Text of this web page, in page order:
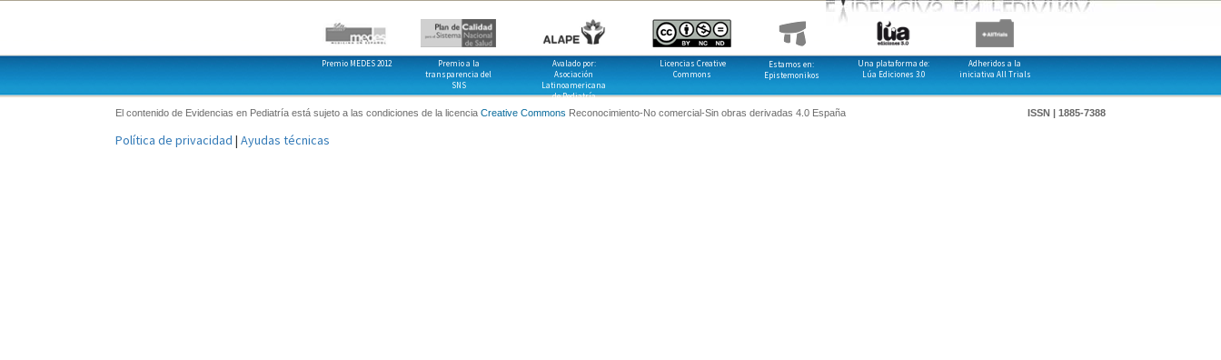
Premio MEDES 2012
Premio a la
transparencia del
SNS
Avalado por:
Asociación
Latinoamericana
de Pediatría
Licencias Creative
Commons
Estamos en:
Epistemonikos
Una plataforma de:
Lúa Ediciones 3.0
Adheridos a la
iniciativa All Trials
El contenido de Evidencias en Pediatría está sujeto a las condiciones de la licencia Creative Commons Reconocimiento-No comercial-Sin obras derivadas 4.0 España ISSN | 1885-7388
Política de privacidad | Ayudas técnicas